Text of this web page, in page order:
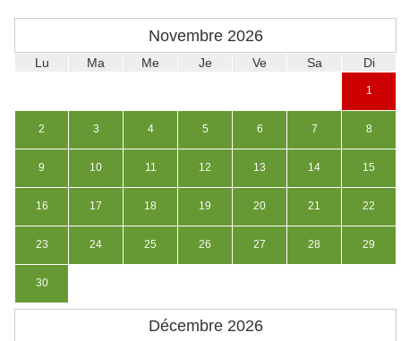
Novembre 2026
Lu Ma Me Je Ve Sa Di
1
2 3 4 5 6 7 8
9 10 11 12 13 14 15
16 17 18 19 20 21 22
23 24 25 26 27 28 29
30
Décembre 2026